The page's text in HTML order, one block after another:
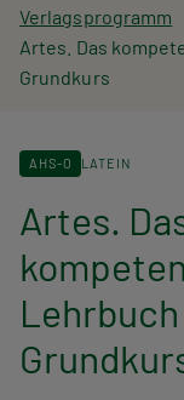
P
f
d
n
a
v
i
Verlagsprogramm
Artes. Das
Grundkurs
AHS-O LATEIN
Artes.